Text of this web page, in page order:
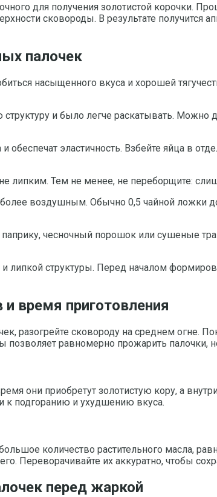
для получения золотистой корочки.
сковороды. В результате получится
палочек
насыщенного вкуса и хорошей
и было легче раскатывать. Можно
эластичность. Взбейте яйца в
липким. Тем не менее, не переборщите:
воздушным. Обычно 0,5 чайной ложки
чесночный порошок или сушеные
липкой структуры. Перед началом
время приготовления
разогрейте сковороду на среднем огне.
равномерно прожарить палочки,
они приобретут золотистую кору, а
к подгоранию и ухудшению вкуса.
количество растительного масла,
Переворачивайте их аккуратно, чтобы
перед жаркой